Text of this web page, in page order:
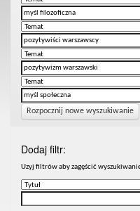
Rozpocznij nowe wyszukiwanie
Dodaj filtr:
Uzyj filtrów aby zagęścić